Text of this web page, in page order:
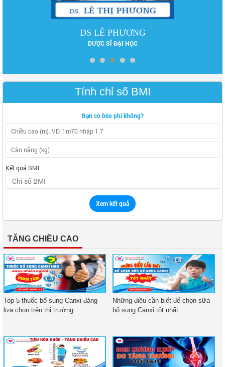
DS LÊ PHƯƠNG
DƯỢC SĨ ĐẠI HỌC
Tính chỉ số BMI
Bạn có béo phì không?
Kết quả BMI
Xem kết quả
TĂNG CHIỀU CAO
Top 5 thuốc bổ sung Canxi đáng
lựa chọn trên thị trường
Những điều cần biết để chọn sữa
bổ sung Canxi tốt nhất